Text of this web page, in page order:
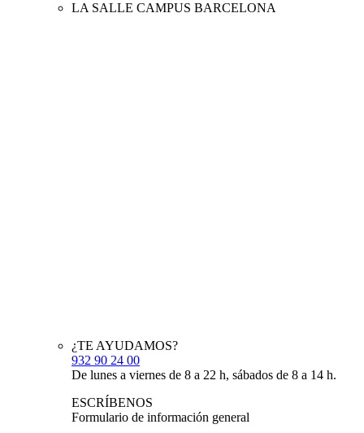
LA SALLE CAMPUS BARCELONA
¿TE AYUDAMOS?
932 90 24 00
De lunes a viernes de 8 a 22 h, sábados de 8 a 14 h.
ESCRÍBENOS
Formulario de información general